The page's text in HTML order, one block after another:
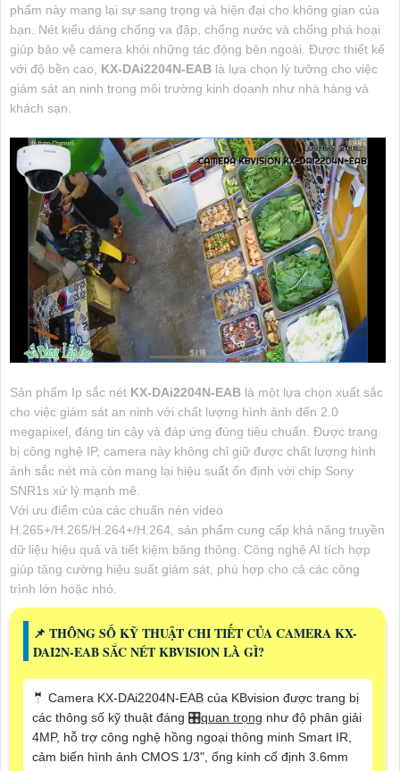
phẩm này mang lại sự sang trọng và hiện đại cho không gian của
bạn. Nét kiểu dáng chống va đập, chống nước và chống phá hoại
giúp bảo vệ camera khỏi những tác động bên ngoài. Được thiết kế
với độ bền cao, KX-DAi2204N-EAB là lựa chọn lý tưởng cho việc
giám sát an ninh trong môi trường kinh doanh như nhà hàng và
khách sạn.
Sản phẩm Ip sắc nét KX-DAi2204N-EAB là một lựa chọn xuất sắc
cho việc giám sát an ninh với chất lượng hình ảnh đến 2.0
megapixel, đáng tin cậy và đáp ứng đúng tiêu chuẩn. Được trang
bị công nghệ IP, camera này không chỉ giữ được chất lượng hình
ảnh sắc nét mà còn mang lại hiệu suất ổn định với chip Sony
SNR1s xử lý mạnh mẽ.
Với ưu điểm của các chuẩn nén video
H.265+/H.265/H.264+/H.264, sản phẩm cung cấp khả năng truyền
dữ liệu hiệu quả và tiết kiệm băng thông. Công nghệ AI tích hợp
giúp tăng cường hiệu suất giám sát, phù hợp cho cả các công
trình lớn hoặc nhỏ.
📌 THÔNG SỐ KỸ THUẬT CHI TIẾT CỦA CAMERA KX-
DAI2N-EAB SẮC NÉT KBVISION LÀ GÌ?
🤵 Camera KX-DAi2204N-EAB của KBvision được trang bị
các thông số kỹ thuật đáng 🎛quan trọng như độ phân giải
4MP, hỗ trợ công nghệ hồng ngoại thông minh Smart IR,
cảm biến hình ảnh CMOS 1/3", ống kính cố định 3.6mm